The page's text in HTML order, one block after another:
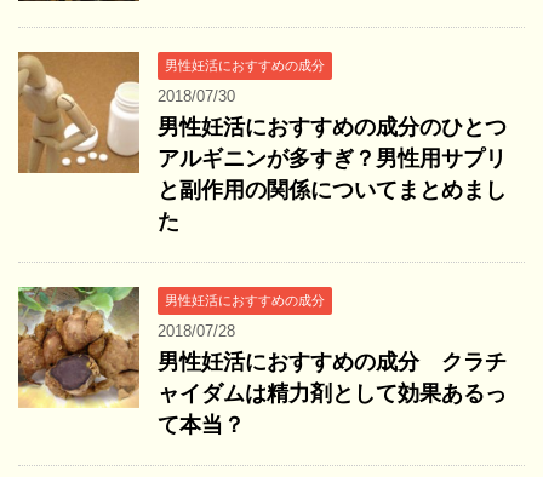
男性妊活におすすめの成分
2018/07/30
男性妊活におすすめの成分のひとつ
アルギニンが多すぎ？男性用サプリ
と副作用の関係についてまとめまし
た
男性妊活におすすめの成分
2018/07/28
男性妊活におすすめの成分 クラチ
ャイダムは精力剤として効果あるっ
て本当？